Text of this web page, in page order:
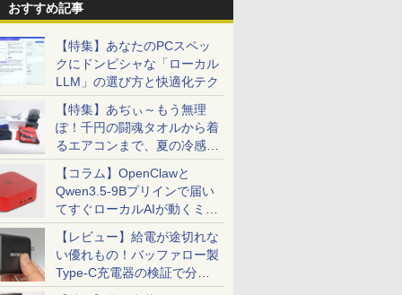
おすすめ記事
【特集】あなたのPCスペッ
クにドンピシャな「ローカル
LLM」の選び方と快適化テク
【特集】あぢぃ～もう無理
ぽ！千円の闘魂タオルから着
るエアコンまで、夏の冷感グ
ッズ一挙紹介
【コラム】OpenClawと
Qwen3.5-9Bプリインで届い
てすぐローカルAIが動くミニ
PC「SER9 Pro」
【レビュー】給電が途切れな
い優れもの！バッファロー製
Type-C充電器の検証で分か
ったこと